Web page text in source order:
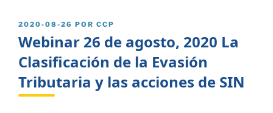
PUBLICADO
2020-08-26 POR CCP
Webinar 26 de agosto, 2020 La
Clasificación de la Evasión
Tributaria y las acciones de SIN